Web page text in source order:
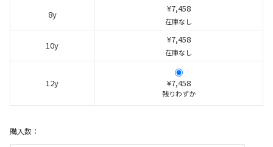
8y
¥7,458
在庫なし
10y
¥7,458
在庫なし
12y ¥7,458
残りわずか
購入数：